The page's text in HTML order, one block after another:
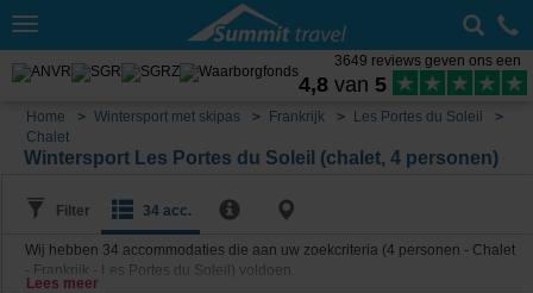
Toggle
3649 reviews geven ons een
4,8 van 5
Home Wintersport met skipas Frankrijk
Les Portes du Soleil
Chalet
Wintersport Les Portes du Soleil (chalet, 4 personen)
Filter 34 acc.
Wij hebben 34 accommodaties die aan uw zoekcriteria (4 personen - Chalet
- Frankrijk - Les Portes du Soleil) voldoen.
Lees meer